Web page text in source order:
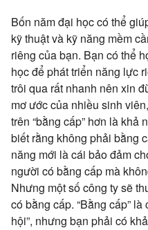
Bốn năm đại học có thể
kỹ thuật và kỹ năng mềm
riêng của bạn. Bạn có thể
học để phát triển năng lực
trôi qua rất nhanh nên xin
mơ ước của nhiều sinh
trên “bằng cấp” hơn là khả
biết rằng không phải bằng
năng mới là cái bảo đảm
người có bằng cấp mà
Nhưng một số công ty sẽ
có bằng cấp. “Bằng cấp”
hội”, nhưng bạn phải có